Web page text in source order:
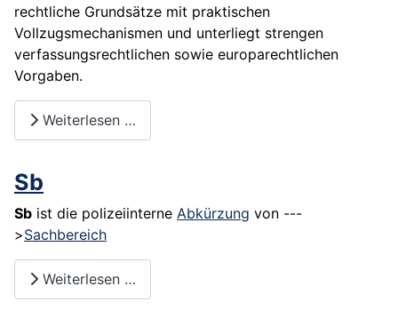
rechtliche Grundsätze mit praktischen
Vollzugsmechanismen und unterliegt strengen
verfassungsrechtlichen sowie europarechtlichen
Vorgaben.
Weiterlesen …
Sb
Sb ist die polizeiinterne Abkürzung von ---
>Sachbereich
Weiterlesen …